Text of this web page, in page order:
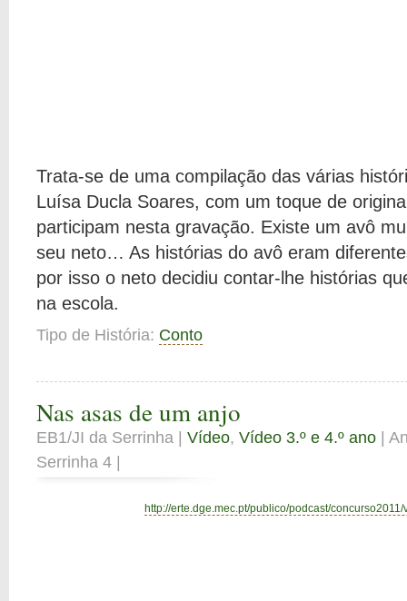
Trata-se de uma compilação das várias
Luísa Ducla Soares, com um toque de
participam nesta gravação. Existe um avô
seu neto… As histórias do avô eram
por isso o neto decidiu contar-lhe histórias
na escola.
Tipo de História: Conto
Nas asas de um anjo
EB1/JI da Serrinha | Vídeo, Vídeo 3.º e 4.º ano |
Serrinha 4 |
http://erte.dge.mec.pt/publico/podcast/